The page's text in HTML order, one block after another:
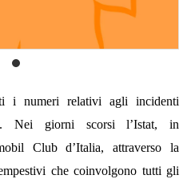
i numeri relativi agli incidenti
Nei giorni scorsi l’Istat, in
Club d’Italia, attraverso la
che coinvolgono tutti gli